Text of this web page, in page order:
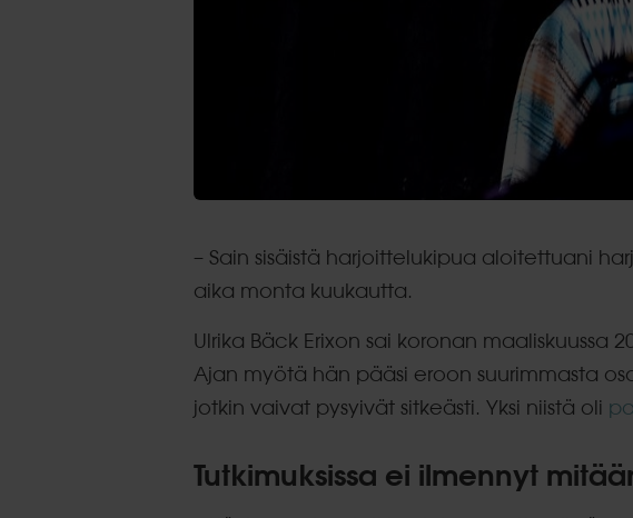
– Sain sisäistä harjoittelukipua aloitettuani
aika monta kuukautta.
Ulrika Bäck Erixon sai koronan maaliskuussa
Ajan myötä hän pääsi eroon suurimmasta
jotkin vaivat pysyivät sitkeästi. Yksi niistä oli
Tutkimuksissa ei ilmennyt